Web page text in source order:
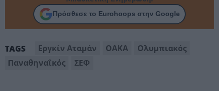
Πρόσθεσε το Eurohoops στην Google
TAGS Εργκίν Αταμάν ΟΑΚΑ
Ολυμπιακός
Παναθηναΐκός
ΣΕΦ